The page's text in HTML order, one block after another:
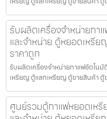
รับผลิตเครื่องจำหน่ายก
และจำหน่าย ตู้หยอดเหรี
ราคาถูก
รับผลิตเครื่องจำหน่ายกาแฟ​อัตโน
เหรียญ ตู้แลกเหรียญ ตู้ขายสินค้า ตู้
ศูนย์รวมตู้กาแฟหยอดเห